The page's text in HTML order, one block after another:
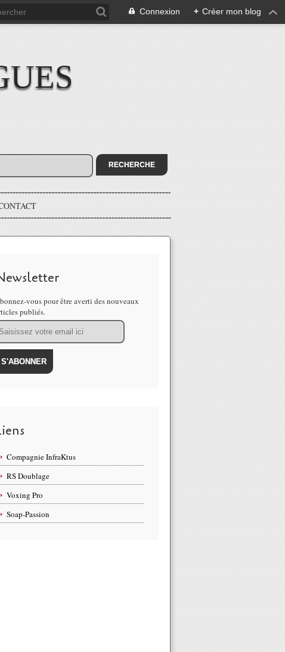
Connexion + Créer mon blog
vous pour être averti des nouveaux
publiés.
Compagnie InfraKtus
RS Doublage
Voxing Pro
Soap-Passion